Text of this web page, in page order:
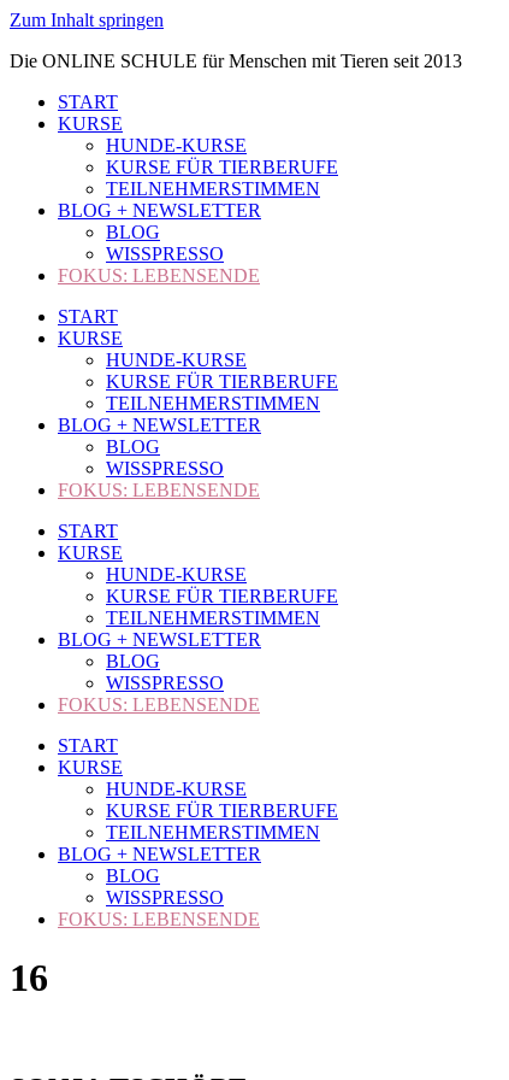
Zum Inhalt springen
Die ONLINE SCHULE für Menschen mit Tieren seit 2013
START
KURSE
HUNDE-KURSE
KURSE FÜR TIERBERUFE
TEILNEHMERSTIMMEN
BLOG + NEWSLETTER
BLOG
WISSPRESSO
FOKUS: LEBENSENDE
START
KURSE
HUNDE-KURSE
KURSE FÜR TIERBERUFE
TEILNEHMERSTIMMEN
BLOG + NEWSLETTER
BLOG
WISSPRESSO
FOKUS: LEBENSENDE
START
KURSE
HUNDE-KURSE
KURSE FÜR TIERBERUFE
TEILNEHMERSTIMMEN
BLOG + NEWSLETTER
BLOG
WISSPRESSO
FOKUS: LEBENSENDE
START
KURSE
HUNDE-KURSE
KURSE FÜR TIERBERUFE
TEILNEHMERSTIMMEN
BLOG + NEWSLETTER
BLOG
WISSPRESSO
FOKUS: LEBENSENDE
16